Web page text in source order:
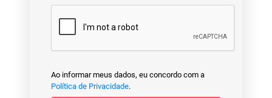
Ao informar meus dados, eu concordo com a
Política de Privacidade.